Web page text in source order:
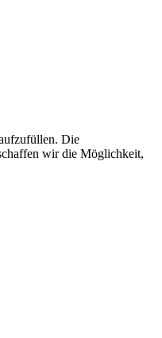
Die
wir die Möglichkeit,